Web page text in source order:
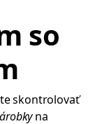
so
skontrolovať
na